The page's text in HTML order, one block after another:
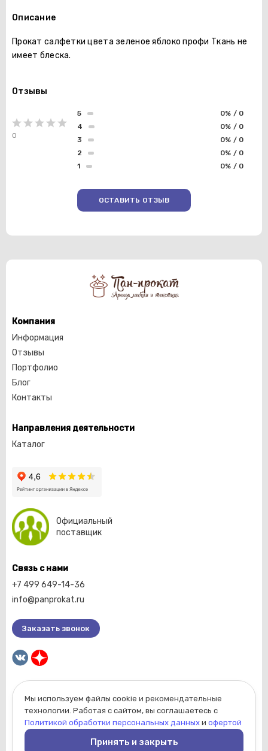
Описание
Прокат салфетки цвета зеленое яблоко профи Ткань не
имеет блеска.
Отзывы
0
1 0% / 0
2 0% / 0
3 0% / 0
4 0% / 0
5 0% / 0
ОСТАВИТЬ ОТЗЫВ
2026 © Компания «Пан прокат».
Вся информация, размещенная на сайте, носит
ознакомительный характер и не является
публичной офертой, определяемой положениями
Компания
Информация
Отзывы
Портфолио
Блог
Контакты
Направления деятельности
Каталог
Официальный
поставщик
Связь с нами
+7 499 649-14-36
info@panprokat.ru
Заказать звонок
Мы используем файлы cookie и рекомендательные
технологии. Работая с сайтом, вы соглашаетесь с
Политикой обработки персональных данных и офертой
Принять и закрыть